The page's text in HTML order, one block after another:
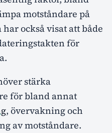
motståndare på
också visat att både
för
stärka
för bland annat
, övervakning och
av motståndare.